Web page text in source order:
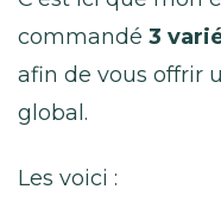
commandé 3
afin de vous offrir
global.
Les voici :